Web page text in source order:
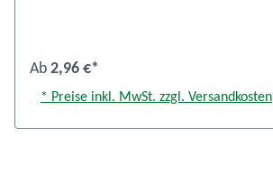
Ab 2,96 €*
* Preise inkl. MwSt. zzgl. Versandkosten